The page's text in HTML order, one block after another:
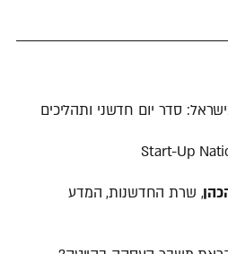
בישראל: סדר יום חדשני ותהליכים
, שרת החדשנות, המדע